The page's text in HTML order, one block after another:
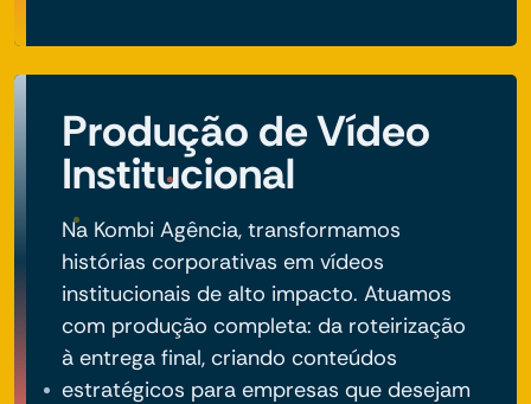
Produção de Vídeo
Institucional
Na Kombi Agência, transformamos
histórias corporativas em vídeos
institucionais de alto impacto. Atuamos
com produção completa: da roteirização
à entrega final, criando conteúdos
estratégicos para empresas que desejam